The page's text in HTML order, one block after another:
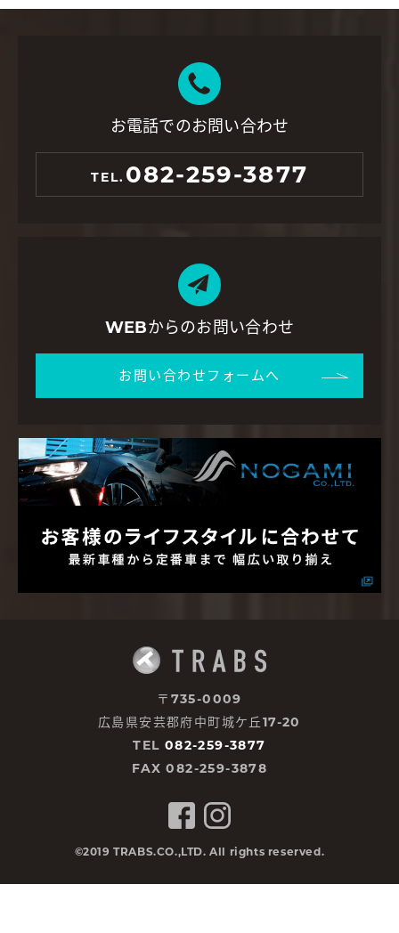
お電話でのお問い合わせ
TEL. 082-259-3877
WEBからのお問い合わせ
お問い合わせフォームへ
〒735-0009
広島県安芸郡府中町城ケ丘17-20
TEL 082-259-3877
FAX 082-259-3878
©2019 TRABS.CO.,LTD. All rights reserved.